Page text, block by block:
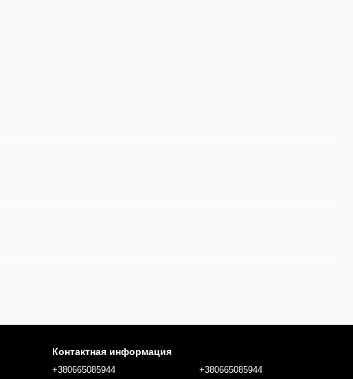
Контактная информация
+380665085944
+380665085944